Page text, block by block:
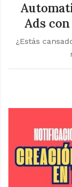
Ads
¿Estás